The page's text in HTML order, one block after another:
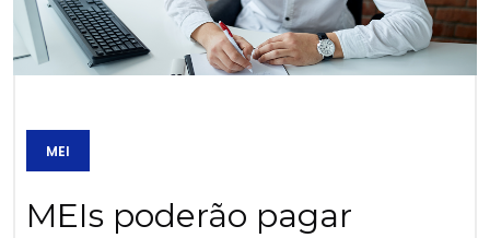
MEI
MEIs poderão pagar